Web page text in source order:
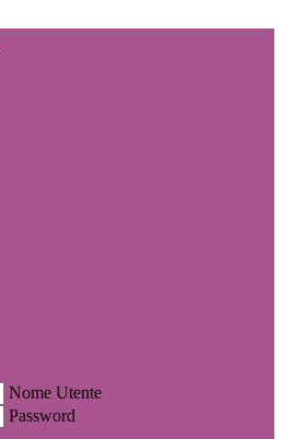
Nome Utente
Password